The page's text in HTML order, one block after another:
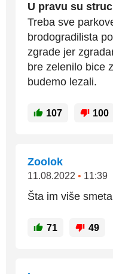
U pravu su
Treba sve
brodogradilista
zgrade jer
bre zelenilo bice
budemo lezali.
107 100
Zoolok
11.08.2022 • 11:39
Šta im više
71 49